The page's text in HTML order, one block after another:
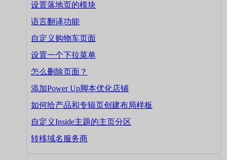
设置落地页的模块
语言翻译功能
自定义购物车页面
设置一个下拉菜单
怎么删除页面？
添加Power Up脚本优化店铺
如何给产品和专辑页创建布局样板
自定义Inside主题的主页分区
转移域名服务商